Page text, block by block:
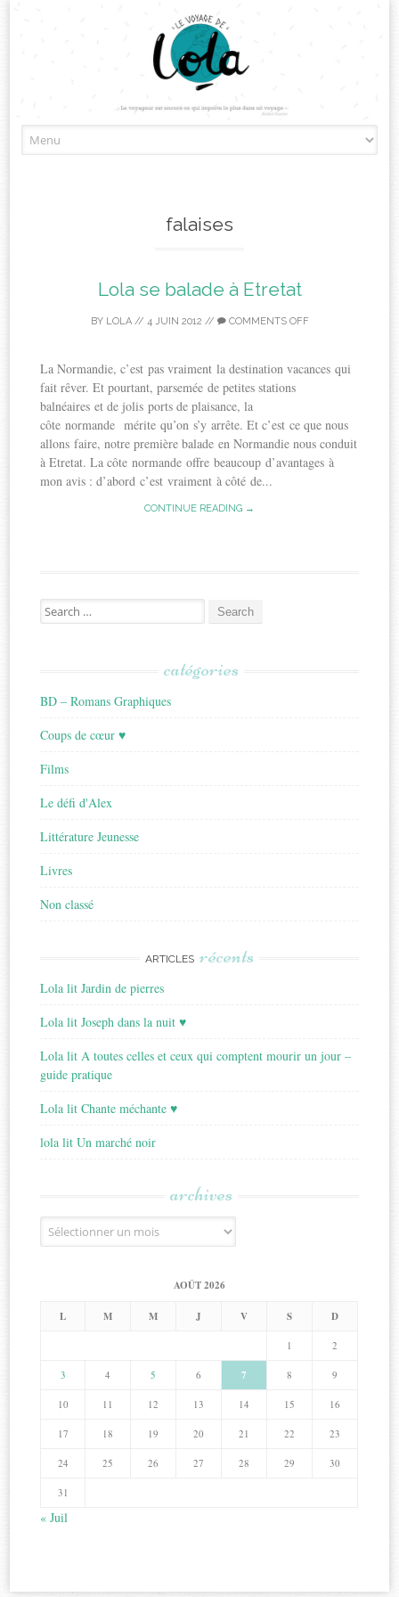
to
falaises
Lola se balade à Etretat
BY LOLA// 4 JUIN 2012 // COMMENTS OFF
La Normandie, c’est pas vraiment la destination vacances qui
fait rêver. Et pourtant, parsemée de petites stations
balnéaires et de jolis ports de plaisance, la
côte normande mérite qu’on s’y arrête. Et c’est ce que nous
allons faire, notre première balade en Normandie nous conduit
à Etretat. La côte normande offre beaucoup d’avantages à
mon avis : d’abord c’est vraiment à côté de...
CONTINUE READING →
Search
for:
catégories
BD – Romans Graphiques
Coups de cœur ♥
Films
Le défi d'Alex
Littérature Jeunesse
Livres
Non classé
ARTICLES récents
Lola lit Jardin de pierres
Lola lit Joseph dans la nuit ♥
Lola lit A toutes celles et ceux qui comptent mourir un jour –
guide pratique
Lola lit Chante méchante ♥
lola lit Un marché noir
archives
Archives
AOÛT 2026
L M M J V S D
1 2
3 4 5 6 7 8 9
10 11 12 13 14 15 16
17 18 19 20 21 22 23
24 25 26 27 28 29 30
31
« Juil